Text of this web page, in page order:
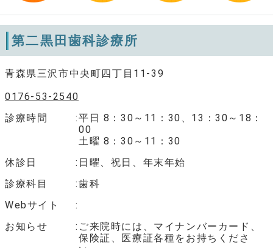
第二黒田歯科診療所
青森県三沢市中央町四丁目11-39
0176-53-2540
診療時間
平日 8：30～11：30、13：30～18：
00
土曜 8：30～11：30
休診日
日曜、祝日、年末年始
診療科目
歯科
Webサイト
お知らせ
ご来院時には、マイナンバーカード、
保険証、医療証各種をお持ちくださ